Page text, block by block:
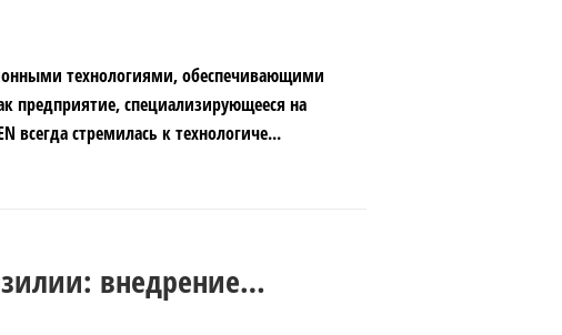
технологиями, обеспечивающими
всегда стремилась к технологиче...
внедрение
Америке с